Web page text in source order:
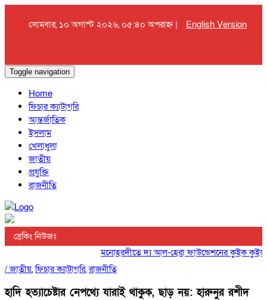
সোমবার, ১০ অগাস্ট ২০২৬, ০৫:৪০ অপরাহ্ন | English Version
Toggle navigation
Home
ফিচার ক্যাটাগরি
আন্তর্জাতিক
ইসলাম
খেলাধুলা
জাতীয়
প্রযুক্তি
রাজনীতি
ব্রেকিং নিউজঃ
মনোহরদীতে দ্য আল-হেরা ফাউন্ডেশনের কুইক কুইজ
/জাতীয়,ফিচার ক্যাটাগরি,রাজনীতি
হাদি হত্যাচেষ্টার নেপথ্যে যারাই থাকুক, ছাড় নয়: হারুনুর রশীদ